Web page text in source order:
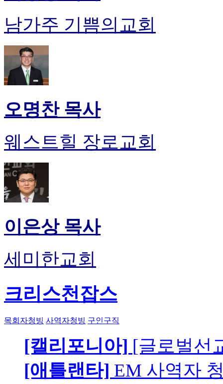
남가주 기쁨의교회
오명찬 목사
웨스트힐 장로교회
이은상 목사
세미한교회
크리스천잡스
목회자청빙 사역자청빙 구인구직
[캘리포니아] [글로벌선
[애틀랜타] EM 사역자